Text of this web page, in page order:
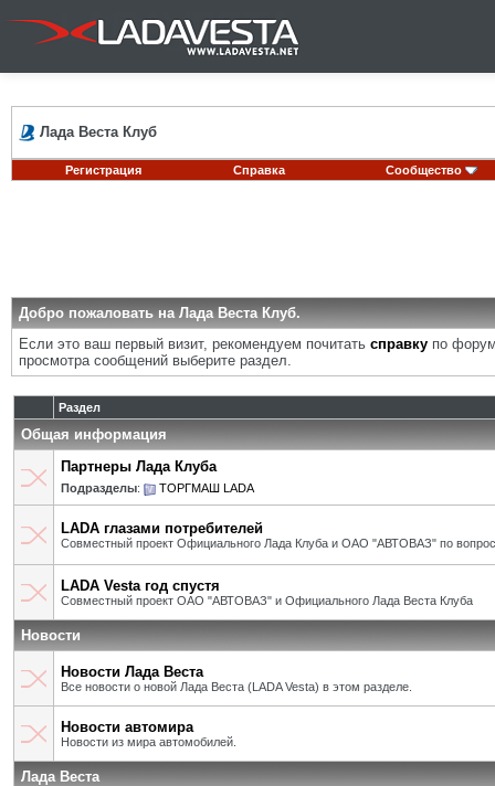
Лада Веста Клуб
Регистрация Справка Сообщество
Добро пожаловать на Лада Веста Клуб.
Если это ваш первый визит, рекомендуем почитать справку по
просмотра сообщений выберите раздел.
Раздел
Общая информация
Партнеры Лада Клуба
Подразделы: ТОРГМАШ LADA
LADA глазами потребителей
Совместный проект Официального Лада Клуба и ОАО "АВТОВАЗ" по
LADA Vesta год спустя
Совместный проект ОАО "АВТОВАЗ" и Официального Лада Веста Клуба
Новости
Новости Лада Веста
Все новости о новой Лада Веста (LADA Vesta) в этом разделе.
Новости автомира
Новости из мира автомобилей.
Лада Веста